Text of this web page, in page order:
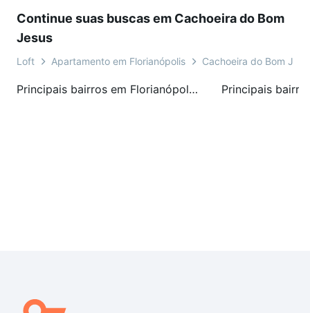
Continue suas buscas em Cachoeira do Bom
Jesus
Loft Apartamento em Florianópolis Cachoeira do Bom
Principais bairros em Florianópolis, SC